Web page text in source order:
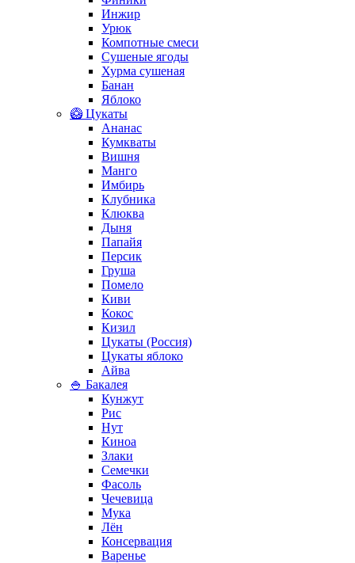
Инжир
Урюк
Компотные смеси
Сушеные ягоды
Хурма сушеная
Банан
Яблоко
🥝 Цукаты
Ананас
Кумкваты
Вишня
Манго
Имбирь
Клубника
Клюква
Дыня
Папайя
Персик
Груша
Помело
Киви
Кокос
Кизил
Цукаты (Россия)
Цукаты яблоко
Айва
🍚 Бакалея
Кунжут
Рис
Нут
Киноа
Злаки
Семечки
Фасоль
Чечевица
Мука
Лён
Консервация
Варенье